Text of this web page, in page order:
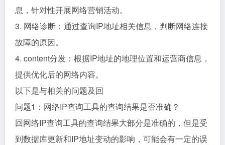
息，针对性开展网络营销活动。
3. 网络诊断：通过查询IP地址相关信息，判断网络连接
故障的原因。
4. content分发：根据IP地址的地理位置和运营商信息，
提供优化后的网络内容。
以下是与相关的问题及回
问题1：网络IP查询工具的查询结果是否准确？
回网络IP查询工具的查询结果大部分是准确的，但是受
到数据库更新和IP地址变动的影响，可能会有一定的误